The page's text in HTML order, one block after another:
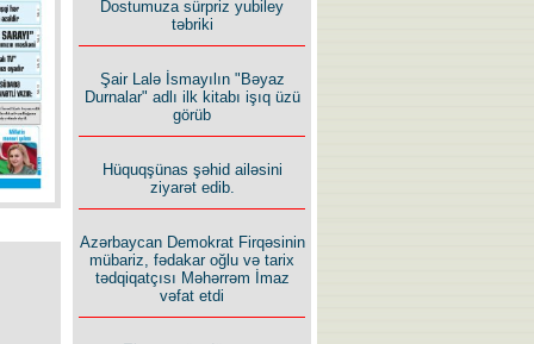
Rusiyanın süqutunu qaçılmaz
edən beş şərt
Dostumuza sürpriz yubiley
təbriki
Şair Lalə İsmayılın "Bəyaz
Durnalar" adlı ilk kitabı işıq üzü
görüb
Hüquqşünas şəhid ailəsini
ziyarət edib.
Azərbaycan Demokrat Firqəsinin
mübariz, fədakar oğlu və tarix
tədqiqatçısı Məhərrəm İmaz
vəfat etdi